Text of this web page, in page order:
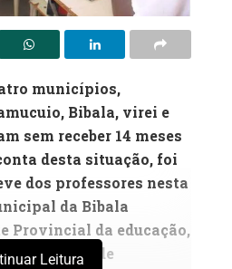
municípios,
Bibala, virei e
sem receber 14 meses
desta situação, foi
dos professores nesta
da Bibala
Provincial da educação,
situação de
Leitura